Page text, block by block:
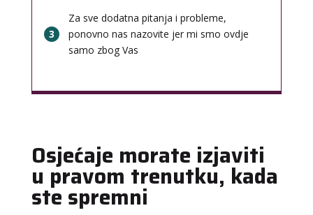
3
Za sve dodatna pitanja i probleme,
ponovno nas nazovite jer mi smo ovdje
samo zbog Vas
Osjećaje morate izjaviti
u pravom trenutku, kada
ste spremni